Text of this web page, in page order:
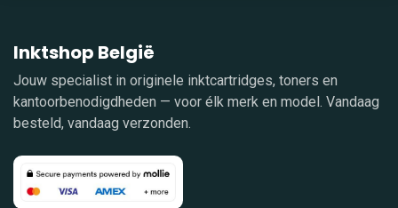
Inktshop België
Jouw specialist in originele inktcartridges, toners en
kantoorbenodigdheden — voor élk merk en model. Vandaag
besteld, vandaag verzonden.